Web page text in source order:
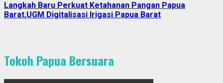
Langkah Baru Perkuat Ketahanan Pangan Papua
Barat,UGM Digitalisasi Irigasi Papua Barat
Tokoh Papua Bersuara